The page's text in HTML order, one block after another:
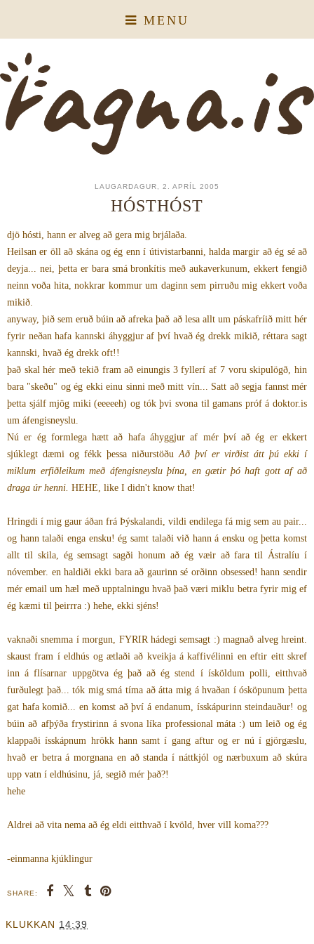
MENU
LAUGARDAGUR, 2. APRÍL 2005
HÓSTHÓST
djö hósti, hann er alveg að gera mig brjálaða.
Heilsan er öll að skána og ég enn í útivistarbanni, halda margir að ég sé að
deyja... nei, þetta er bara smá bronkítis með aukaverkunum, ekkert fengið
neinn voða hita, nokkrar kommur um daginn sem pirruðu mig ekkert voða
mikið.
anyway, þið sem eruð búin að afreka það að lesa allt um páskafríið mitt hér
fyrir neðan hafa kannski áhyggjur af því hvað ég drekk mikið, réttara sagt
kannski, hvað ég drekk oft!!
það skal hér með tekið fram að einungis 3 fyllerí af 7 voru skipulögð, hin
bara "skeðu" og ég ekki einu sinni með mitt vín... Satt að segja fannst mér
þetta sjálf mjög miki (eeeeeh) og tók þvi svona til gamans próf á doktor.is
um áfengisneyslu.
Nú er ég formlega hætt að hafa áhyggjur af mér því að ég er ekkert
sjúklegt dæmi og fékk þessa niðurstöðuAð því er virðist átt þú ekki í
miklum erfiðleikum með áfengisneyslu þína, en gætir þó haft gott af að
draga úr henni. HEHE, like I didn't know that!
Hringdi í mig gaur áðan frá Þýskalandi, vildi endilega fá mig sem au pair...
og hann talaði enga ensku! ég samt talaði við hann á ensku og þetta komst
allt til skila, ég semsagt sagði honum að ég væir að fara til Ástralíu í
nóvember. en haldiði ekki bara að gaurinn sé orðinn obsessed! hann sendir
mér email um hæl með upptalningu hvað það væri miklu betra fyrir mig ef
ég kæmi til þeirrra :) hehe, ekki sjéns!
vaknaði snemma í morgun, FYRIR hádegi semsagt :) magnað alveg hreint.
skaust fram í eldhús og ætlaði að kveikja á kaffivélinni en eftir eitt skref
inn á flísarnar uppgötva ég það að ég stend í ísköldum polli, eitthvað
furðulegt það... tók mig smá tíma að átta mig á hvaðan í ósköpunum þetta
gat hafa komið... en komst að því á endanum, ísskápurinn steindauður! og
búin að afþýða frystirinn á svona líka professional máta :) um leið og ég
klappaði ísskápnum hrökk hann samt í gang aftur og er nú í gjörgæslu,
hvað er betra á morgnana en að standa í náttkjól og nærbuxum að skúra
upp vatn í eldhúsinu, já, segið mér það?!
hehe
Aldrei að vita nema að ég eldi eitthvað í kvöld, hver vill koma???
-einmanna kjúklingur
SHARE:
KLUKKAN 14:39